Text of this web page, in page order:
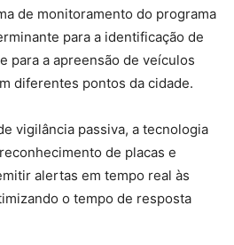
de monitoramento do programa
para a identificação de
para a apreensão de veículos
diferentes pontos da cidade.
vigilância passiva, a tecnologia
de placas e
alertas em tempo real às
o tempo de resposta